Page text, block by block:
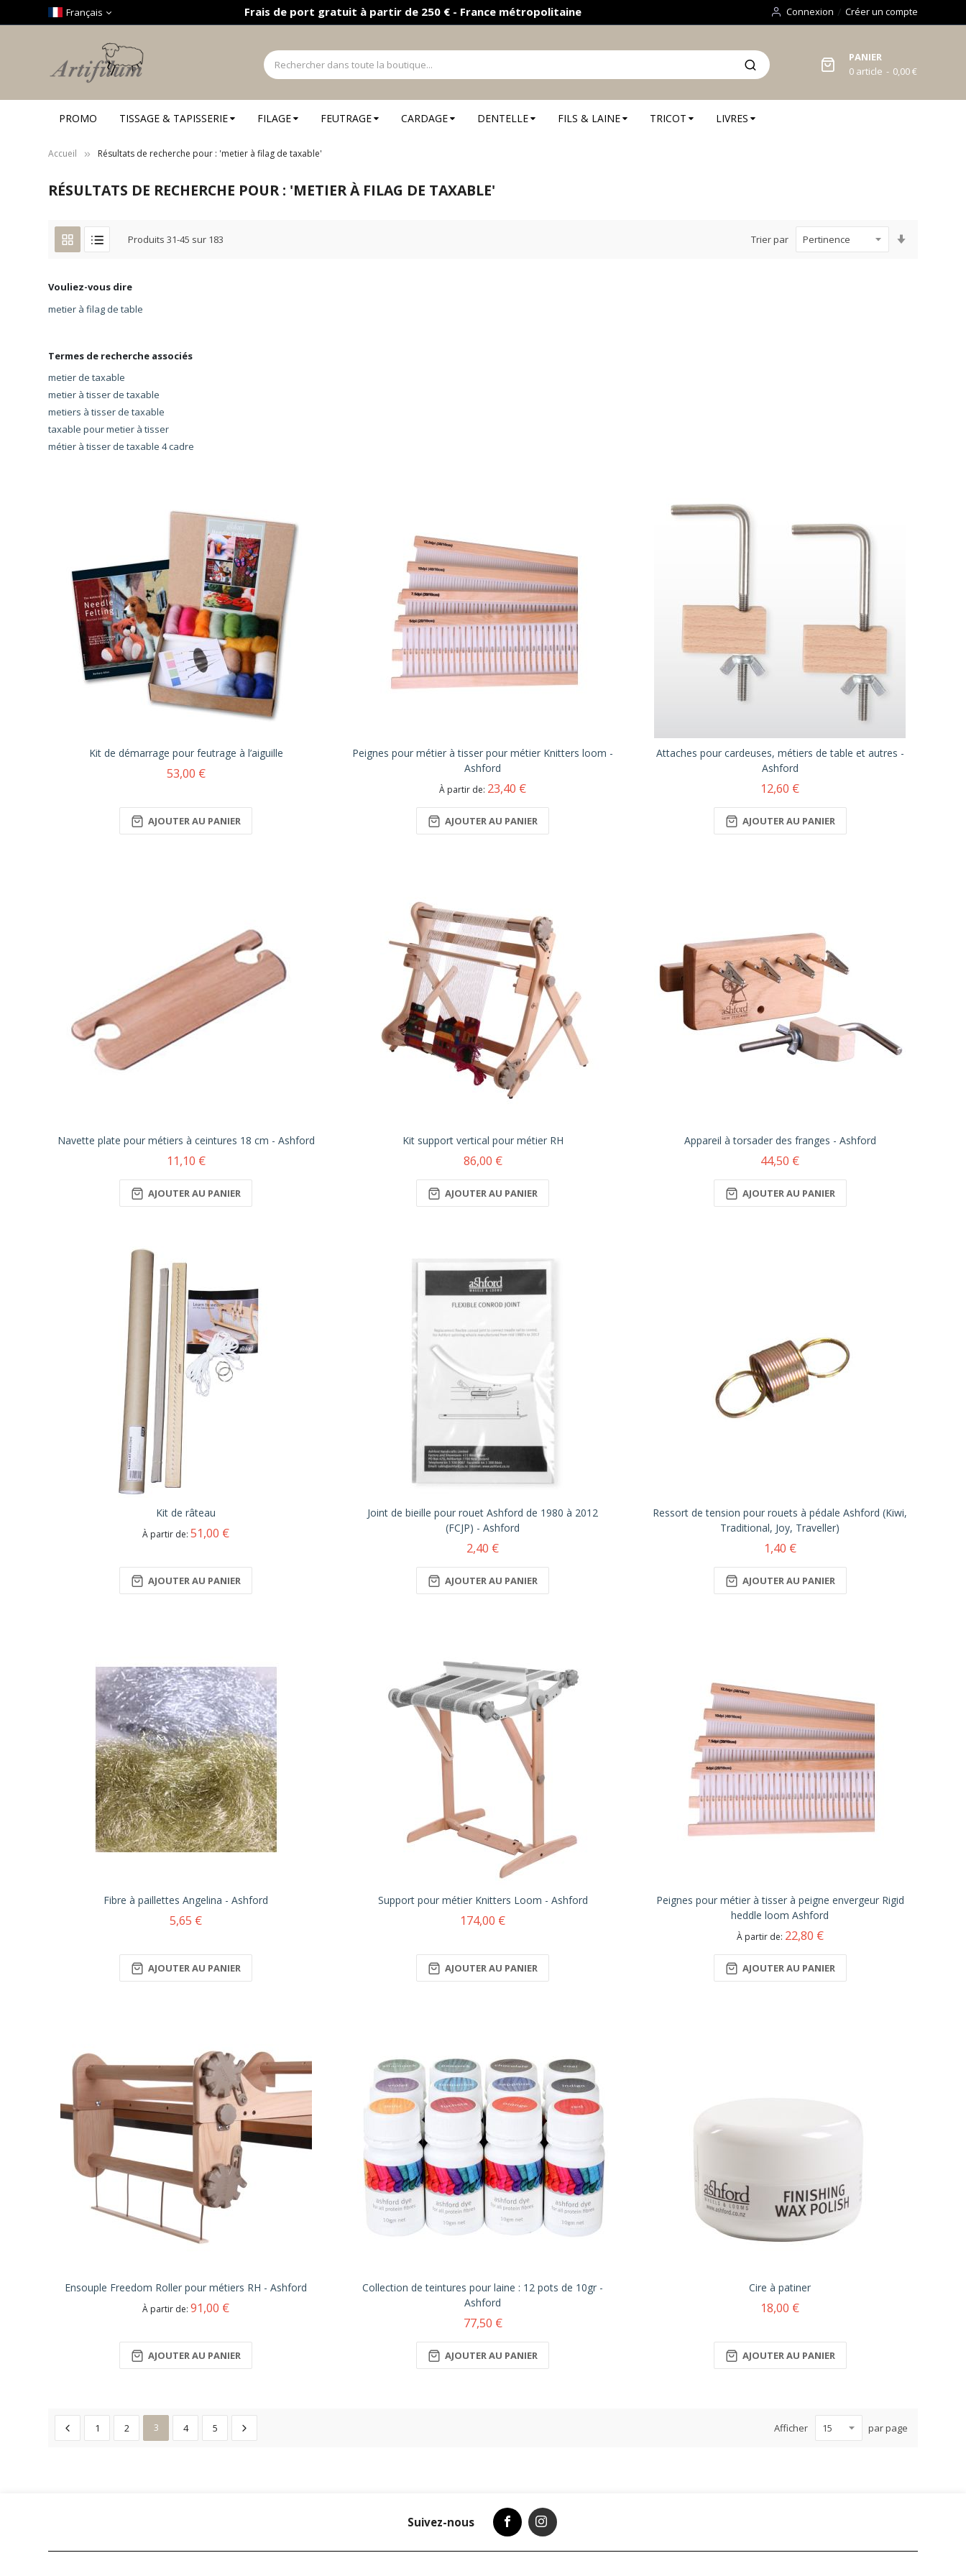
Français Frais de port gratuit à partir de 250 € - France métropolitaine Connexion Créer un compte
PANIER
0 article 0,00 €
PROMO TISSAGE & TAPISSERIE FILAGE FEUTRAGE CARDAGE DENTELLE FILS & LAINE TRICOT LIVRES
Accueil Résultats de recherche pour : 'metier à filag de taxable'
RÉSULTATS DE RECHERCHE POUR : 'METIER À FILAG DE TAXABLE'
Produits31-45 sur 183 Trier par
Vouliez-vous dire
metier à filag de table
Termes de recherche associés
metier de taxable
metier à tisser de taxable
metiers à tisser de taxable
taxable pour metier à tisser
métier à tisser de taxable 4 cadre
Kit de démarrage pour feutrage à l’aiguille
53,00 €
AJOUTER AU PANIER
Peignes pour métier à tisser pour métier Knitters loom -
Ashford
À partir de 23,40 €
AJOUTER AU PANIER
Attaches pour cardeuses, métiers de table et autres -
Ashford
12,60 €
AJOUTER AU PANIER
Navette plate pour métiers à ceintures 18 cm - Ashford
11,10 €
AJOUTER AU PANIER
Kit support vertical pour métier RH
86,00 €
AJOUTER AU PANIER
Appareil à torsader des franges - Ashford
44,50 €
AJOUTER AU PANIER
Kit de râteau
À partir de 51,00 €
AJOUTER AU PANIER
Joint de bieille pour rouet Ashford de 1980 à 2012
(FCJP) - Ashford
2,40 €
AJOUTER AU PANIER
Ressort de tension pour rouets à pédale Ashford (Kiwi,
Traditional, Joy, Traveller)
1,40 €
AJOUTER AU PANIER
Fibre à paillettes Angelina - Ashford
5,65 €
AJOUTER AU PANIER
Support pour métier Knitters Loom - Ashford
174,00 €
AJOUTER AU PANIER
Peignes pour métier à tisser à peigne envergeur Rigid
heddle loom Ashford
À partir de 22,80 €
AJOUTER AU PANIER
Ensouple Freedom Roller pour métiers RH - Ashford
À partir de 91,00 €
AJOUTER AU PANIER
Collection de teintures pour laine : 12 pots de 10gr -
Ashford
77,50 €
AJOUTER AU PANIER
Cire à patiner
18,00 €
AJOUTER AU PANIER
1 2 3 4 5 Afficher par page
Suivez-nous
Panneau de gestion des cookies